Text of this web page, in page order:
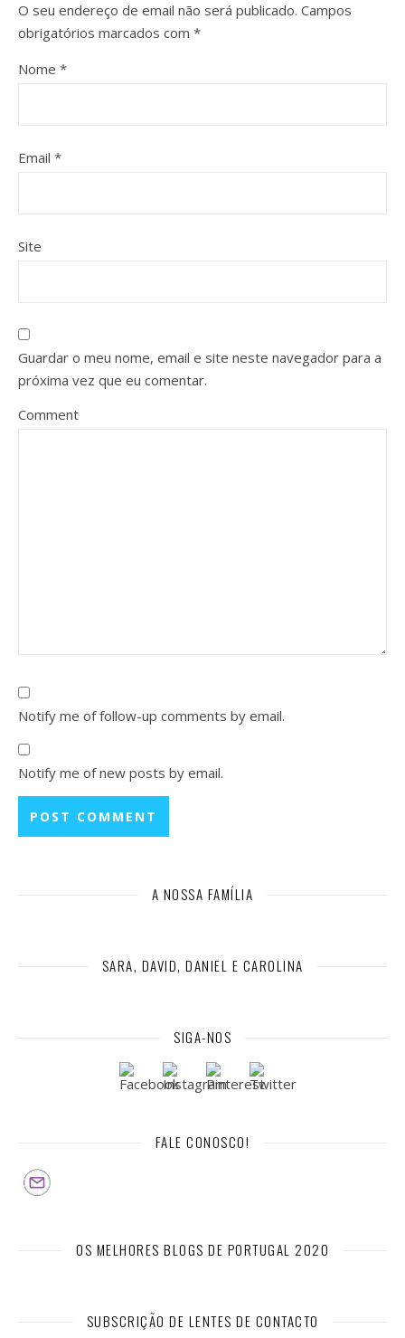
O seu endereço de email não será publicado. Campos
obrigatórios marcados com *
Nome *
Email *
Site
Guardar o meu nome, email e site neste navegador para a
próxima vez que eu comentar.
Comment
Notify me of follow-up comments by email.
Notify me of new posts by email.
A NOSSA FAMÍLIA
SARA, DAVID, DANIEL E CAROLINA
SIGA-NOS
FALE CONOSCO!
OS MELHORES BLOGS DE PORTUGAL 2020
SUBSCRIÇÃO DE LENTES DE CONTACTO